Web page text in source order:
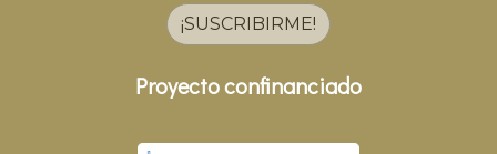
¡SUSCRIBIRME!
Proyecto confinanciado